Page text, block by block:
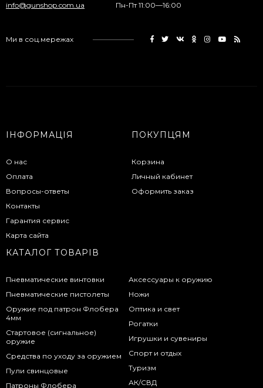
info@gunshop.com.ua Пн-Пт 11:00—16:00
Ми в соц.мережах
ІНФОРМАЦІЯ
О нас
Оплата
Вопросы-ответы
Контакты
Гарантия сервис
Карта сайта
ПОКУПЦЯМ
Корзина
Личный кабинет
Оформить заказ
КАТАЛОГ ТОВАРІВ
Пневматические винтовки
Пневматические пистолеты
Оружие под патрон Флобера
4мм
Стартовое (сигнальное)
оружие
Средства по уходу за оружием
Пули свинцовые
Патроны Флобера
Аксессуары к оружию
Ножи
Оптика и свет
Рогатки
Игрушки и сувениры
Спорт и отдых
Туризм
АК/СВД